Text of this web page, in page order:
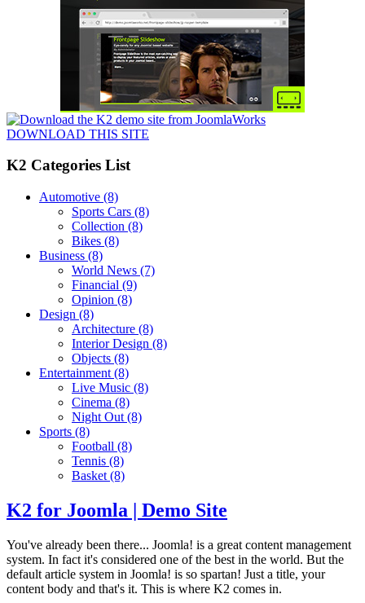
DOWNLOAD THIS SITE
K2 Categories List
Automotive (8)
Sports Cars (8)
Collection (8)
Bikes (8)
Business (8)
World News (7)
Financial (9)
Opinion (8)
Design (8)
Architecture (8)
Interior Design (8)
Objects (8)
Entertainment (8)
Live Music (8)
Cinema (8)
Night Out (8)
Sports (8)
Football (8)
Tennis (8)
Basket (8)
K2 for Joomla | Demo Site
You've already been there... Joomla! is a great content management
system. In fact it's considered one of the best in the world. But the
default article system in Joomla! is so spartan! Just a title, your
content body and that's it. This is where K2 comes in.